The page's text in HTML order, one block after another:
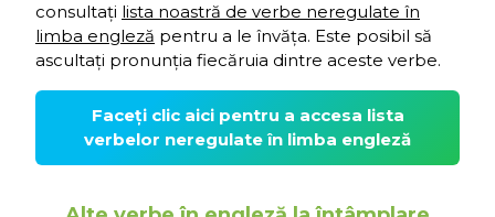
consultați lista noastră de verbe neregulate în
limba engleză pentru a le învăța. Este posibil să
ascultați pronunția fiecăruia dintre aceste verbe.
Faceți clic aici pentru a accesa lista
verbelor neregulate în limba engleză